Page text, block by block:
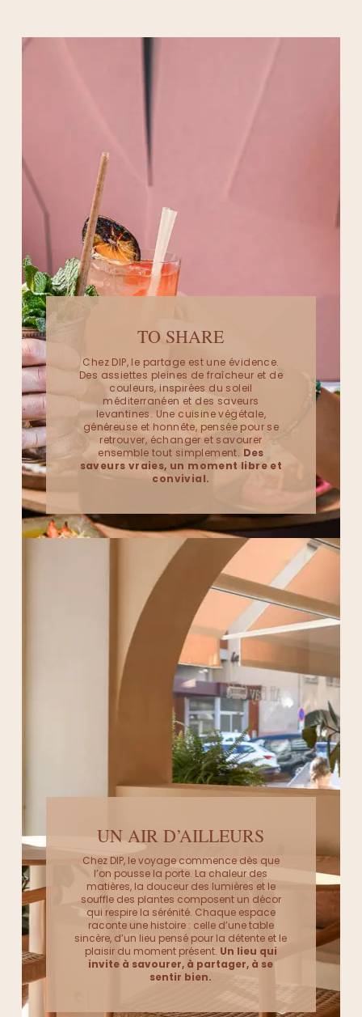
TO SHARE
Chez DIP, le partage est une évidence.
Des assiettes pleines de fraîcheur et de
couleurs, inspirées du soleil
méditerranéen et des saveurs
levantines. Une cuisine végétale,
généreuse et honnête, pensée pour se
retrouver, échanger et savourer
ensemble tout simplement. Des
saveurs vraies, un moment libre et
convivial.
UN AIR D’AILLEURS
Chez DIP, le voyage commence dès que
l’on pousse la porte. La chaleur des
matières, la douceur des lumières et le
souffle des plantes composent un décor
qui respire la sérénité. Chaque espace
raconte une histoire : celle d’une table
sincère, d’un lieu pensé pour la détente et le
plaisir du moment présent. Un lieu qui
invite à savourer, à partager, à se
sentir bien.